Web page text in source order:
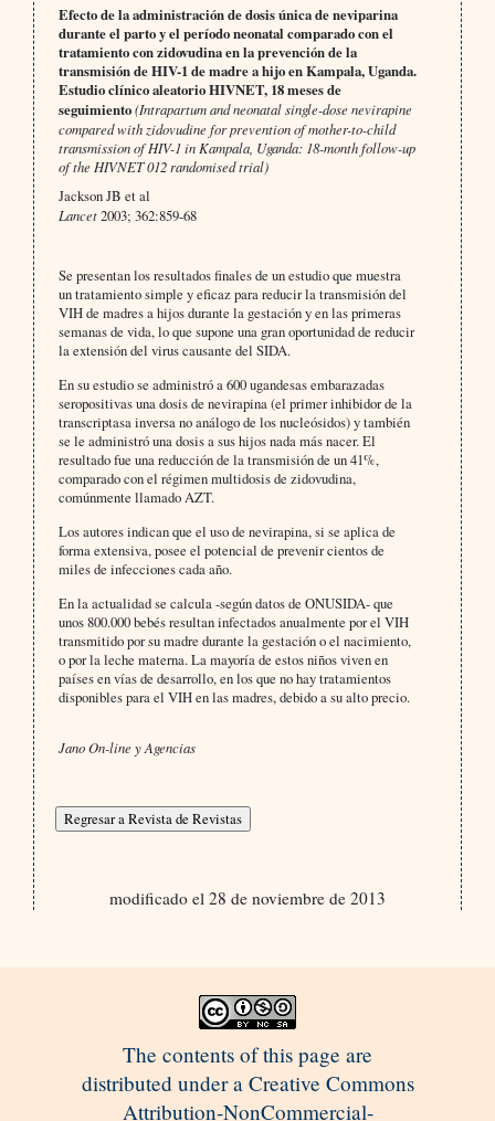
Efecto de la administración de dosis única de neviparina
durante el parto y el período neonatal comparado con el
tratamiento con zidovudina en la prevención de la
transmisión de HIV-1 de madre a hijo en Kampala, Uganda.
Estudio clínico aleatorio HIVNET, 18 meses de
seguimiento(Intrapartum and neonatal single-dose nevirapine
compared with zidovudine for prevention of mother-to-child
transmission of HIV-1 in Kampala, Uganda: 18-month follow-up
of the HIVNET 012 randomised trial)
Jackson JB et al
Lancet2003; 362:859-68
Se presentan los resultados finales de un estudio que muestra
un tratamiento simple y eficaz para reducir la transmisión del
VIH de madres a hijos durante la gestación y en las primeras
semanas de vida, lo que supone una gran oportunidad de reducir
la extensión del virus causante del SIDA.
En su estudio se administró a 600 ugandesas embarazadas
seropositivas una dosis de nevirapina (el primer inhibidor de la
transcriptasa inversa no análogo de los nucleósidos) y también
se le administró una dosis a sus hijos nada más nacer. El
resultado fue una reducción de la transmisión de un 41%,
comparado con el régimen multidosis de zidovudina,
comúnmente llamado AZT.
Los autores indican que el uso de nevirapina, si se aplica de
forma extensiva, posee el potencial de prevenir cientos de
miles de infecciones cada año.
En la actualidad se calcula -según datos de ONUSIDA- que
unos 800.000 bebés resultan infectados anualmente por el VIH
transmitido por su madre durante la gestación o el nacimiento,
o por la leche materna. La mayoría de estos niños viven en
países en vías de desarrollo, en los que no hay tratamientos
disponibles para el VIH en las madres, debido a su alto precio.
Jano On-line y Agencias
modificado el 28 de noviembre de 2013
The contents of this page are
distributed under a Creative Commons
Attribution-NonCommercial-